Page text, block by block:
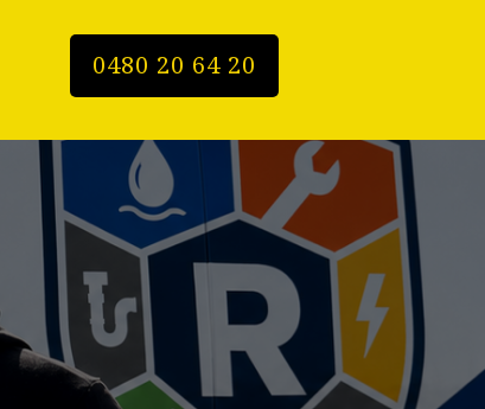
0480 20 64 20